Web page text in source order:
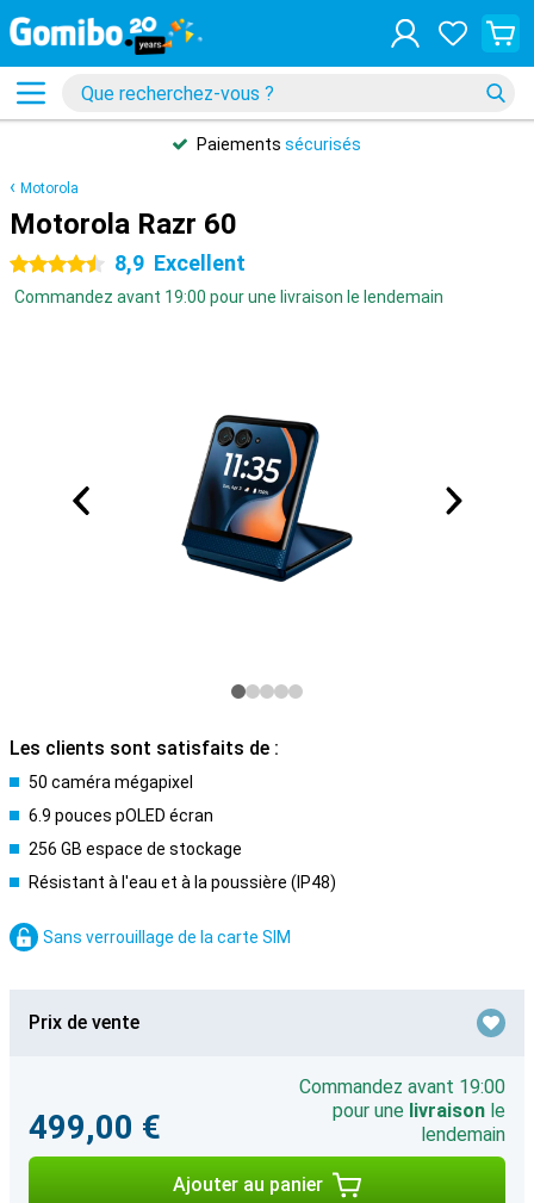
Paiements sécurisés
Motorola
Motorola Razr 60
4.5 étoiles 8,9 Excellent
Commandez avant 19:00 pour une livraison le lendemain
Les clients sont satisfaits de :
50 caméra mégapixel
6.9 pouces pOLED écran
256 GB espace de stockage
Résistant à l'eau et à la poussière (IP48)
Sans verrouillage de la carte SIM
Prix de vente
499,00 €
Commandez avant 19:00
pour une livraison le
lendemain
Ajouter au panier